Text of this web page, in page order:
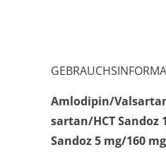
Amlodipin/
sartan/HCT
Sandoz 5 mg/160